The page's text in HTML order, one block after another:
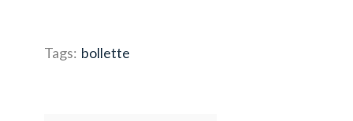
Tags: bollette